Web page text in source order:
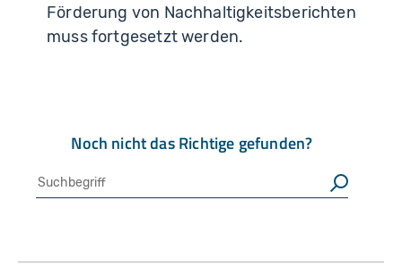
Förderung von Nachhaltigkeitsberichten
muss fortgesetzt werden.
Noch nicht das Richtige gefunden?
Suche Suchen